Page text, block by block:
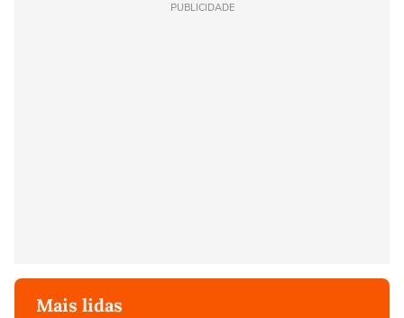
PUBLICIDADE
Mais lidas